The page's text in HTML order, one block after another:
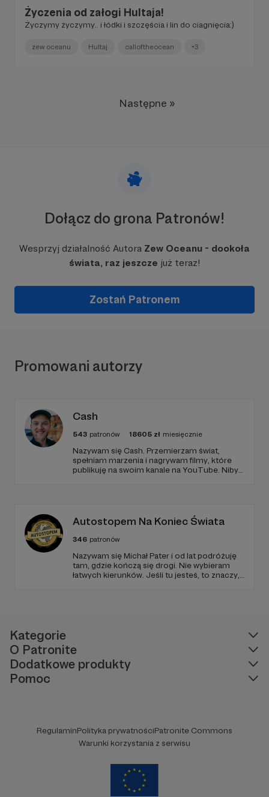
Życzenia od załogi Hultaja!
Życzymy życzymy.. i łódki i szczęścia i lin do ciagnięcia:)
zew oceanu Hultaj calloftheocean +3
Następne »
Dołącz do grona Patronów!
Wesprzyj działalność Autora Zew Oceanu - dookoła
świata, raz jeszcze już teraz!
Zostań Patronem
Promowani autorzy
Cash
543 patronów 18605 zł miesięcznie
Nazywam się Cash. Przemierzam świat,
spełniam marzenia i nagrywam filmy, które
publikuję na swoim kanale na YouTube. Niby
Autostopem Na Koniec Świata
346 patronów
Nazywam się Michał Pater i od lat podróżuję
tam, gdzie kończą się drogi. Nie wybieram
łatwych kierunków. Jeśli tu jesteś, to znaczy,
Kategorie
O Patronite
Dodatkowe produkty
Pomoc
RegulaminPolityka prywatnościPatronite Commons
Warunki korzystania z serwisu